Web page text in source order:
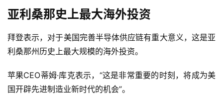
亚利桑那史上最大海外投资
拜登表示，对于美国完善半导体供应链有重大意义，这是亚
利桑那州历史上最大规模的海外投资。
苹果CEO蒂姆·库克表示，“这是非常重要的时刻，将成为美
国开辟先进制造业新时代的机会”。